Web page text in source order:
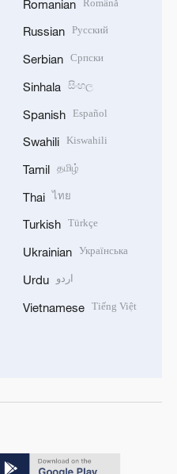
Romanian
Russian Русский
Serbian Српски
Sinhala සිංහල
Spanish Español
Swahili Kiswahili
Tamil தமிழ்
Thai ไทย
Turkish Türkçe
Ukrainian Українська
Urdu اردو
Vietnamese Tiếng Việt